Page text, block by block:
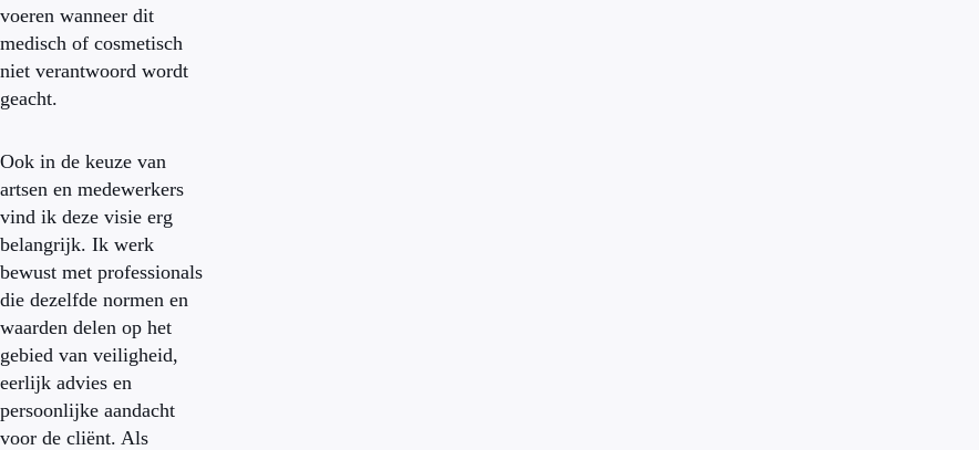
voeren wanneer dit
medisch of cosmetisch
niet verantwoord wordt
geacht.
Ook in de keuze van
artsen en medewerkers
vind ik deze visie erg
belangrijk. Ik werk
bewust met professionals
die dezelfde normen en
waarden delen op het
gebied van veiligheid,
eerlijk advies en
persoonlijke aandacht
voor de cliënt. Als